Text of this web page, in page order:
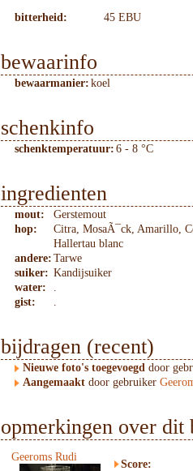
bitterheid: 45 EBU
bewaarinfo
bewaarmanier: koel
schenkinfo
schenktemperatuur: 6 - 8 °C
ingredienten
mout:
Gerstemout
hop:
Citra, MosaÃ¯ck, Amarillo,
Hallertau blanc
andere: Tarwe
suiker: Kandijsuiker
water:
.
gist:
.
bijdragen (recent)
Nieuwe foto's toegevoegd door
Aangemaakt door gebruiker
opmerkingen over dit
Geeroms Rudi
Score: